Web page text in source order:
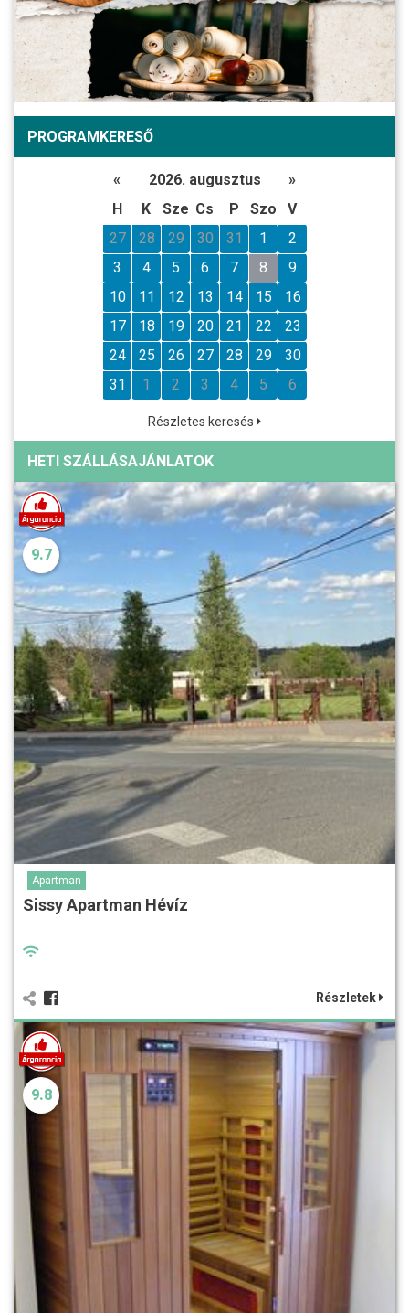
PROGRAMKERESŐ
« 2026. augusztus
»
H
K Sze Cs P Szo
V
27
28 29 30 31 1
2
3
4 5 6 7 8
9
10
11 12 13 14 15
16
17
18 19 20 21 22
23
24
25 26 27 28 29
30
31
1 2 3 4 5 6
Részletes keresés
HETI SZÁLLÁSAJÁNLATOK
9.7
Apartman
Sissy Apartman Hévíz
Részletek
9.8